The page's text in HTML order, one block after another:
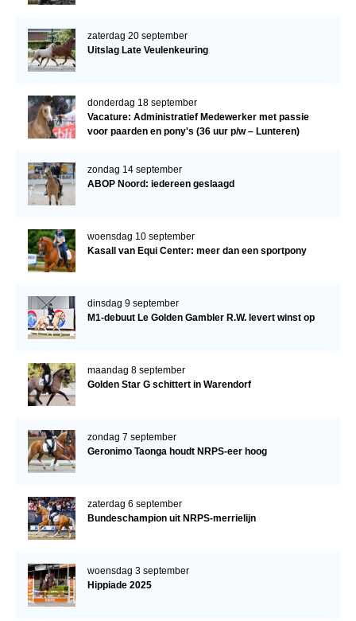
zaterdag 20 september
Uitslag Late Veulenkeuring
donderdag 18 september
Vacature: Administratief Medewerker met passie
voor paarden en pony's (36 uur p/w – Lunteren)
zondag 14 september
ABOP Noord: iedereen geslaagd
woensdag 10 september
Kasall van Equi Center: meer dan een sportpony
dinsdag 9 september
M1-debuut Le Golden Gambler R.W. levert winst op
maandag 8 september
Golden Star G schittert in Warendorf
zondag 7 september
Geronimo Taonga houdt NRPS-eer hoog
zaterdag 6 september
Bundeschampion uit NRPS-merrielijn
woensdag 3 september
Hippiade 2025